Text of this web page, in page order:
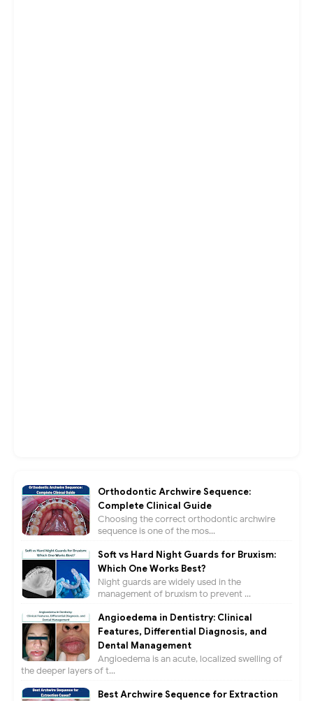
Orthodontic Archwire Sequence:
Complete Clinical Guide
Choosing the correct orthodontic archwire
sequence is one of the mos...
Soft vs Hard Night Guards for Bruxism:
Which One Works Best?
Night guards are widely used in the
management of bruxism to prevent ...
Angioedema in Dentistry: Clinical
Features, Differential Diagnosis, and
Dental Management
Angioedema is an acute, localized swelling of
the deeper layers of t...
Best Archwire Sequence for Extraction